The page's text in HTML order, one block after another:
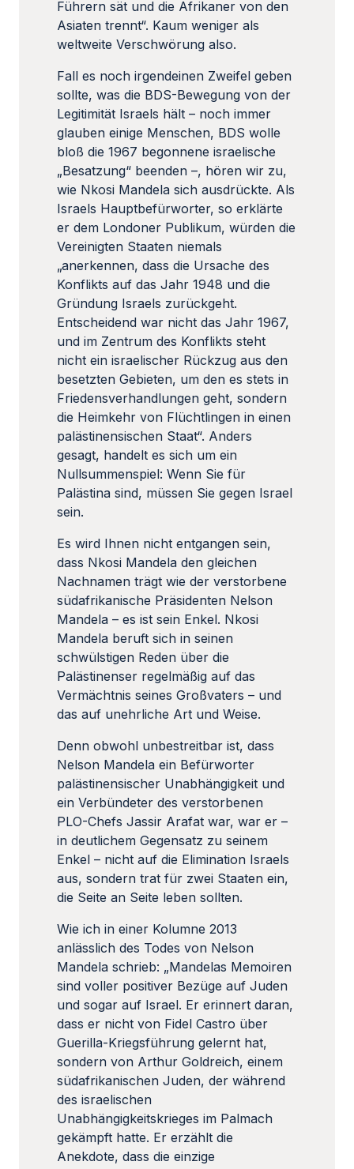
Führern sät und die Afrikaner von den
Asiaten trennt“. Kaum weniger als
weltweite Verschwörung also.
Fall es noch irgendeinen Zweifel geben
sollte, was die BDS-Bewegung von der
Legitimität Israels hält – noch immer
glauben einige Menschen, BDS wolle
bloß die 1967 begonnene israelische
„Besatzung“ beenden –, hören wir zu,
wie Nkosi Mandela sich ausdrückte. Als
Israels Hauptbefürworter, so erklärte
er dem Londoner Publikum, würden die
Vereinigten Staaten niemals
„anerkennen, dass die Ursache des
Konflikts auf das Jahr 1948 und die
Gründung Israels zurückgeht.
Entscheidend war nicht das Jahr 1967,
und im Zentrum des Konflikts steht
nicht ein israelischer Rückzug aus den
besetzten Gebieten, um den es stets in
Friedensverhandlungen geht, sondern
die Heimkehr von Flüchtlingen in einen
palästinensischen Staat“. Anders
gesagt, handelt es sich um ein
Nullsummenspiel: Wenn Sie für
Palästina sind, müssen Sie gegen Israel
sein.
Es wird Ihnen nicht entgangen sein,
dass Nkosi Mandela den gleichen
Nachnamen trägt wie der verstorbene
südafrikanische Präsidenten Nelson
Mandela – es ist sein Enkel. Nkosi
Mandela beruft sich in seinen
schwülstigen Reden über die
Palästinenser regelmäßig auf das
Vermächtnis seines Großvaters – und
das auf unehrliche Art und Weise.
Denn obwohl unbestreitbar ist, dass
Nelson Mandela ein Befürworter
palästinensischer Unabhängigkeit und
ein Verbündeter des verstorbenen
PLO-Chefs Jassir Arafat war, war er –
in deutlichem Gegensatz zu seinem
Enkel – nicht auf die Elimination Israels
aus, sondern trat für zwei Staaten ein,
die Seite an Seite leben sollten.
Wie ich in einer Kolumne 2013
anlässlich des Todes von Nelson
Mandela schrieb: „Mandelas Memoiren
sind voller positiver Bezüge auf Juden
und sogar auf Israel. Er erinnert daran,
dass er nicht von Fidel Castro über
Guerilla-Kriegsführung gelernt hat,
sondern von Arthur Goldreich, einem
südafrikanischen Juden, der während
des israelischen
Unabhängigkeitskrieges im Palmach
gekämpft hatte. Er erzählt die
Anekdote, dass die einzige